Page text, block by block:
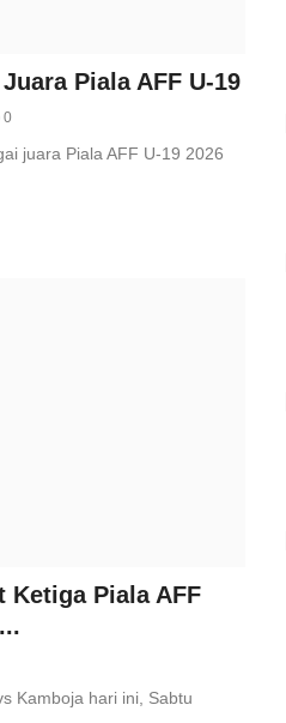
Piala AFF U-19
0
juara Piala AFF U-19 2026
Ketiga Piala AFF
Kamboja hari ini, Sabtu